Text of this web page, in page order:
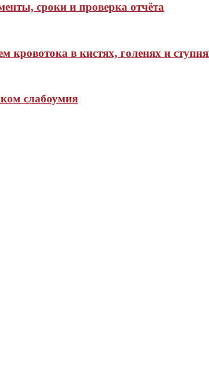
сроки и проверка отчёта
в кистях, голенях и
слабоумия